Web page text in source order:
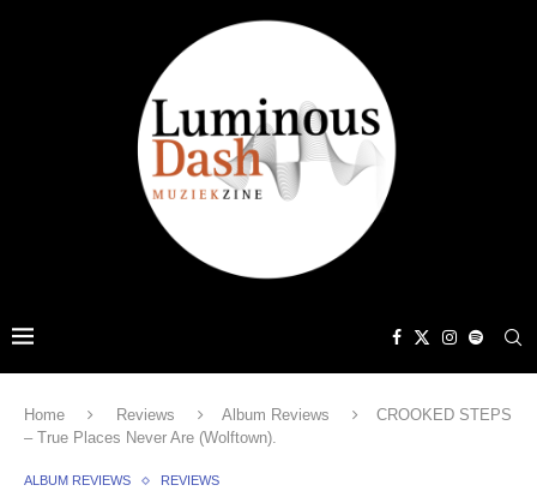
Home Reviews Album Reviews
CROOKED STEPS
– True Places Never Are (Wolftown).
ALBUM REVIEWS REVIEWS